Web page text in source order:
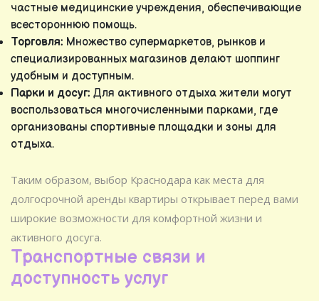
частные медицинские учреждения, обеспечивающие
всестороннюю помощь.
Торговля: Множество супермаркетов, рынков и
специализированных магазинов делают шоппинг
удобным и доступным.
Парки и досуг: Для активного отдыха жители могут
воспользоваться многочисленными парками, где
организованы спортивные площадки и зоны для
отдыха.
Таким образом, выбор Краснодара как места для
долгосрочной аренды квартиры открывает перед вами
широкие возможности для комфортной жизни и
активного досуга.
Транспортные связи и
доступность услуг